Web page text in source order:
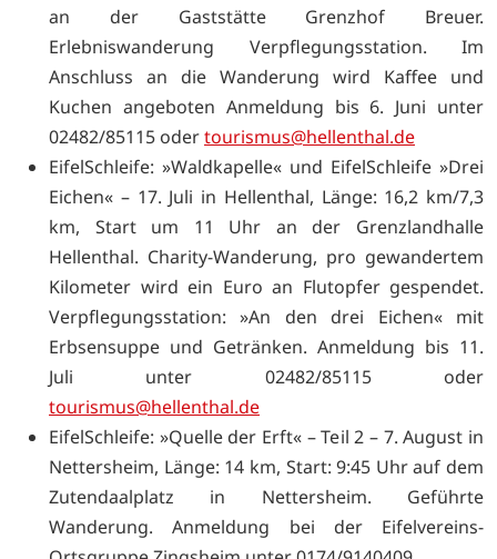
an der Gaststätte Grenzhof Breuer.
Erlebniswanderung Verpflegungsstation. Im
Anschluss an die Wanderung wird Kaffee und
Kuchen angeboten Anmeldung bis 6. Juni unter
02482/85115 odertourismus@hellenthal.de
EifelSchleife: »Waldkapelle« und EifelSchleife »Drei
Eichen« – 17. Juli in Hellenthal, Länge: 16,2 km/7,3
km, Start um 11 Uhr an der Grenzlandhalle
Hellenthal. Charity-Wanderung, pro gewandertem
Kilometer wird ein Euro an Flutopfer gespendet.
Verpflegungsstation: »An den drei Eichen« mit
Erbsensuppe und Getränken. Anmeldung bis 11.
Juli unter 02482/85115 oder
tourismus@hellenthal.de
EifelSchleife: »Quelle der Erft« – Teil 2 – 7. August in
Nettersheim, Länge: 14 km, Start: 9:45 Uhr auf dem
Zutendaalplatz in Nettersheim. Geführte
Wanderung. Anmeldung bei der Eifelvereins-